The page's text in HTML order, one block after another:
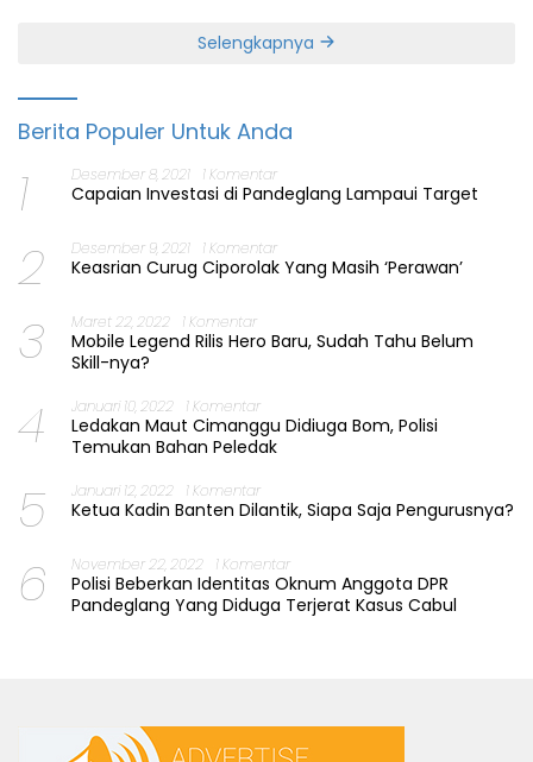
Selengkapnya
Berita Populer Untuk Anda
1 Desember 8, 2021 1 Komentar
Capaian Investasi di Pandeglang Lampaui Target
2 Desember 9, 2021 1 Komentar
Keasrian Curug Ciporolak Yang Masih ‘Perawan’
3 Maret 22, 2022 1 Komentar
Mobile Legend Rilis Hero Baru, Sudah Tahu Belum
Skill-nya?
4 Januari 10, 2022 1 Komentar
Ledakan Maut Cimanggu Didiuga Bom, Polisi
Temukan Bahan Peledak
5 Januari 12, 2022 1 Komentar
Ketua Kadin Banten Dilantik, Siapa Saja Pengurusnya?
6 November 22, 2022 1 Komentar
Polisi Beberkan Identitas Oknum Anggota DPR
Pandeglang Yang Diduga Terjerat Kasus Cabul